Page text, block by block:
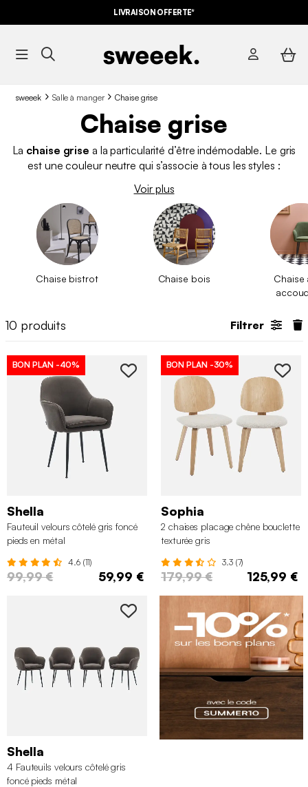
LIVRAISON OFFERTE*
sweeek Salle à manger Chaise grise
Chaise grise
La chaise grise a la particularité d’être indémodable. Le gris
est une couleur neutre qui s’associe à tous les styles :
chic, c’est aussi un bon compromis si
vous hésitez entre le noir et le blanc. Découvrez nos différents
modèles de chaises grises à petit prix. Vous cherchez un autre
modèle ? Découvreztoute notre gamme
Voir plus
Chaise bistrot Chaise bois
Chaise
10 produits Filtrer
BON PLAN -40%
Shella
Fauteuil velours côtelé gris foncé
pieds en métal
4.6 (11)
99,99 € 59,99 €
BON PLAN -30%
Sophia
2 chaises placage chêne bouclette
texturée gris
3.3 (7)
179,99 € 125,99 €
Shella
4 Fauteuils velours côtelé gris
foncé pieds métal